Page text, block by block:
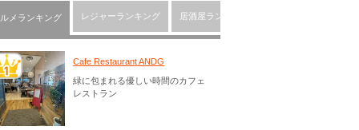
メランキング レジャーランキング 居酒屋ランキング
Cafe Restaurant ANDG
緑に包まれる優しい時間のカフェ
レストラン